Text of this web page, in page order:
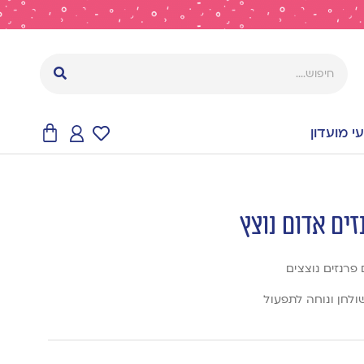
מועדון
אדום נוצץ
נוצצים
ונוחה לתפעול